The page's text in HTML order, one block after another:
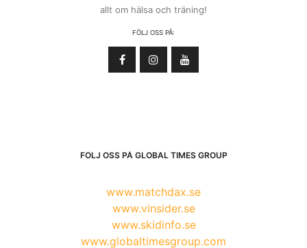
allt om hälsa och träning!
FÖLJ OSS PÅ:
FÖLJ OSS PÅ GLOBAL TIMES GROUP
www.matchdax.se
www.vinsider.se
www.skidinfo.se
www.globaltimesgroup.com